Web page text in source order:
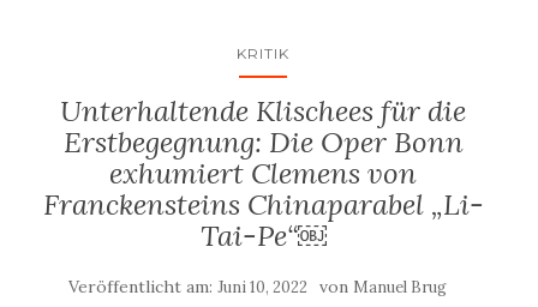
KRITIK
Unterhaltende Klischees für die
Erstbegegnung: Die Oper Bonn
exhumiert Clemens von
Franckensteins Chinaparabel „Li-
Tai-Pe“￼
Veröffentlicht am: Juni 10, 2022 von Manuel Brug